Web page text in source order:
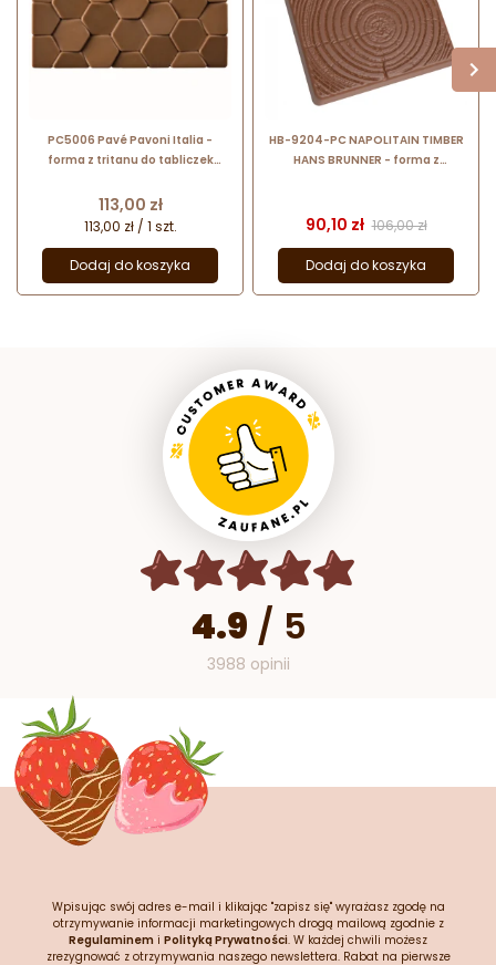
PC5006 Pavé Pavoni Italia -
forma z tritanu do tabliczek
10 mm / poj. 100 g
Cena
113,00 zł
113,00 zł / 1 szt.
Dodaj do koszyka
HB-9204-PC NAPOLITAIN TIMBER
HANS BRUNNER - forma z
drewna
Cena
90,10 zł Cena
106,00 zł
Dodaj do koszyka
4.9 / 5
3988 opinii
Wpisując swój adres e-mail i klikając "zapisz się" wyrażasz zgodę na
otrzymywanie informacji marketingowych drogą mailową zgodnie z
Regulaminem i Polityką Prywatności. W każdej chwili możesz
zrezygnować z otrzymywania naszego newslettera. Rabat na pierwsze